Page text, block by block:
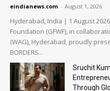
eindianews.com - August 1, 2026
Hyderabad, India | 1 August
Foundation (GFWF), in
(WAG), Hyderabad, proudly
BORDERS...
Sruchit
Through